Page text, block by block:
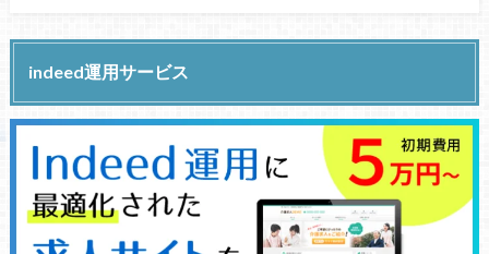
indeed運用サービス